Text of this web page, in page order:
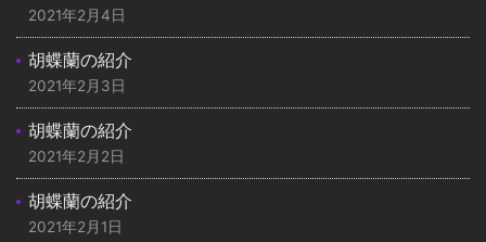
2021年2月4日
胡蝶蘭の紹介
2021年2月3日
胡蝶蘭の紹介
2021年2月2日
胡蝶蘭の紹介
2021年2月1日